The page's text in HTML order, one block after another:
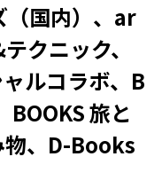
（国内）、ar
クニック、
ルコラボ、B
BOOKS 旅と
物、D-Books